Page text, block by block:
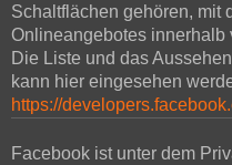
Schaltflächen gehören, mit
Onlineangebotes innerhalb
Die Liste und das
kann hier eingesehen
https://
Facebook ist unter dem